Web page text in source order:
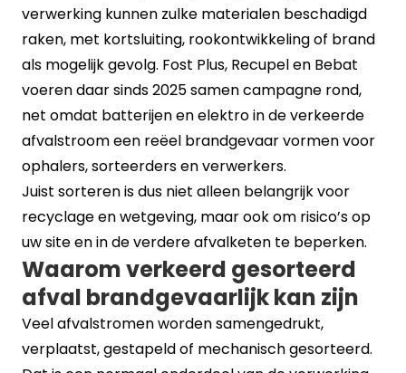
verwerking kunnen zulke materialen beschadigd
raken, met kortsluiting, rookontwikkeling of brand
als mogelijk gevolg. Fost Plus, Recupel en Bebat
voeren daar sinds 2025 samen campagne rond,
net omdat batterijen en elektro in de verkeerde
afvalstroom een reëel brandgevaar vormen voor
ophalers, sorteerders en verwerkers.
Juist sorteren is dus niet alleen belangrijk voor
recyclage en wetgeving, maar ook om risico’s op
uw site en in de verdere afvalketen te beperken.
Waarom verkeerd gesorteerd
afval brandgevaarlijk kan zijn
Veel afvalstromen worden samengedrukt,
verplaatst, gestapeld of mechanisch gesorteerd.